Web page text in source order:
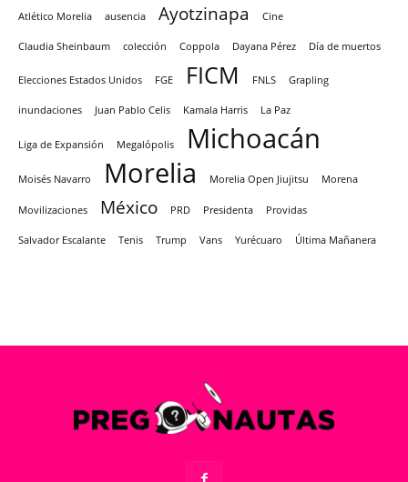
Atlético Morelia ausencia Ayotzinapa Cine
Claudia Sheinbaum colección Coppola Dayana Pérez Día de muertos
Elecciones Estados Unidos FGE FICM FNLS Grapling
inundaciones Juan Pablo Celis Kamala Harris La Paz
Liga de Expansión Megalópolis Michoacán
Moisés Navarro Morelia Morelia Open Jiujitsu Morena
Movilizaciones México PRD Presidenta Providas
Salvador Escalante Tenis Trump Vans Yurécuaro Última Mañanera